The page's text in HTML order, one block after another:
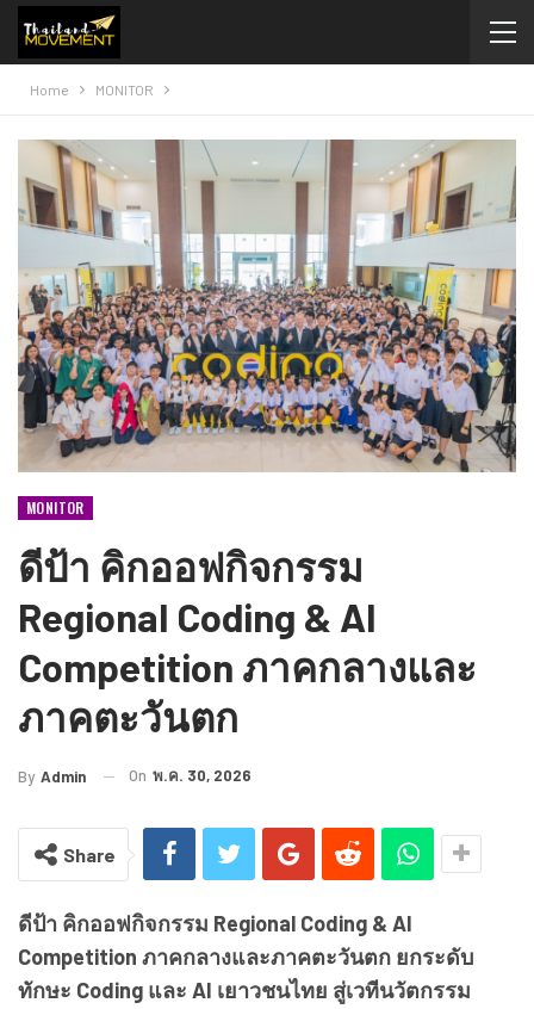
Home MONITOR
MONITOR
ดีป้า คิกออฟกิจกรรม
Regional Coding & AI
Competition ภาคกลางและ
ภาคตะวันตก
By Admin On พ.ค. 30, 2026
Share
ดีป้า คิกออฟกิจกรรม Regional Coding & AI
Competition ภาคกลางและภาคตะวันตก ยกระดับ
ทักษะ Coding และ AI เยาวชนไทย สู่เวทีนวัตกรรม